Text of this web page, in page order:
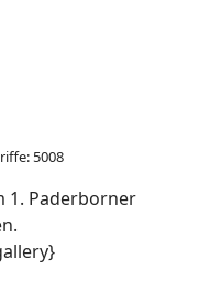
5008
1. Paderborner